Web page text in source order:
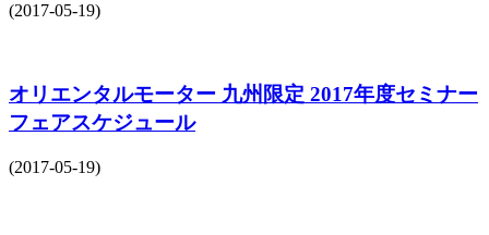
(2017-05-19)
オリエンタルモーター 九州限定 2017年度セミナー
フェアスケジュール
(2017-05-19)